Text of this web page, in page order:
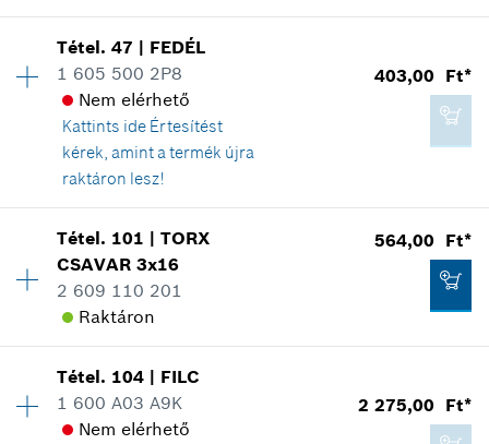
403,00 Ft*
*A feltüntetett árak ajánlott bruttó
kiskereskedelmi árak
Kosárba teszem
Hol kerül használatra
Az ábrán látható
403,00 Ft*
kiskereskedelmi árak
Árcsoport :29
Tartalék alkatrész információ
Hol kerül használatra
Az ábrán látható
6 137,00 Ft*
*A feltüntetett árak ajánlott bruttó
Tétel.47 | FEDÉL
1 605 500 2P8
Nem elérhető
Kattints ide Értesítést
kérek, amint a termék újra
raktáron lesz!
403,00 Ft*
Árcsoport : 11
Tartalék alkatrész információ
Hol kerül használatra
Tétel. 101 |TORX
CSAVAR 3x16
2 609 110 201
Raktáron
564,00 Ft*
Elérhetőség 1
Árcsoport :12
Tartalék alkatrész információ
Tétel. 104 | FILC
1 600 A03 A9K
Nem elérhető
2 275,00 Ft*